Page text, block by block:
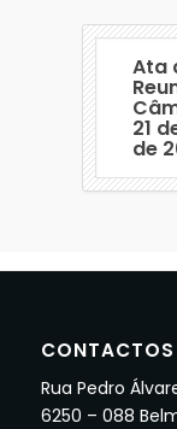
Ata
21
de
Rua Pedro
6250 – 088